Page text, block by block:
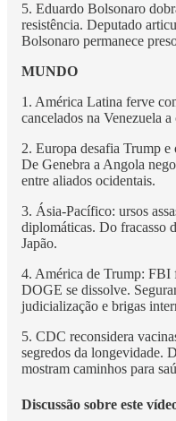
5. Eduardo Bolsonaro
resistência. Deputado
Bolsonaro permanece
MUNDO
1. América Latina ferve
cancelados na Venezuela
2. Europa desafia Trump e
De Genebra a Angola
entre aliados ocidentais.
3. Ásia-Pacífico: ursos
diplomáticas. Do fracasso
Japão.
4. América de Trump: FBI
DOGE se dissolve.
judicialização e brigas
5. CDC reconsidera
segredos da longevidade.
mostram caminhos para
Discussão sobre este